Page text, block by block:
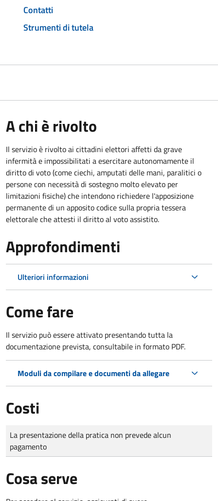
Contatti
Strumenti di tutela
A chi è rivolto
Il servizio è rivolto ai cittadini elettori affetti da grave
infermità e impossibilitati a esercitare autonomamente il
diritto di voto (come ciechi, amputati delle mani, paralitici o
persone con necessità di sostegno molto elevato per
limitazioni fisiche) che intendono richiedere l'apposizione
permanente di un apposito codice sulla propria tessera
elettorale che attesti il diritto al voto assistito.
Approfondimenti
Ulteriori informazioni
Come fare
Il servizio può essere attivato presentando tutta la
documentazione prevista, consultabile in formato PDF.
Moduli da compilare e documenti da allegare
Costi
Tipo di pagamento
Importo
La presentazione della pratica non prevede alcun
pagamento
Cosa serve